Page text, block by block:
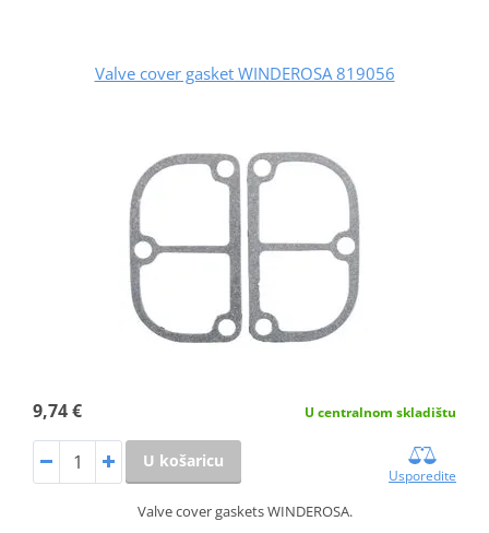
Valve cover gasket WINDEROSA 819056
9,74 € U centralnom skladištu
U košaricu
Usporedite
Valve cover gaskets WINDEROSA.